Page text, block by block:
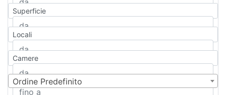
Casa indipendente
Casa Semi-indipendente
Attico/Mansarda
Rustico/Casale
Camera d'Albergo
Multiproprietà
Superficie
Locali
Camere
Ordine Predefinito